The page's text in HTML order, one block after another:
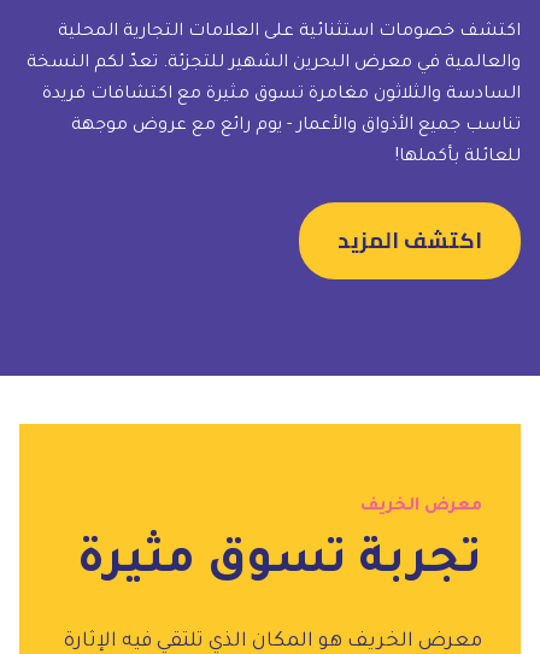
اكتشف خصومات استثنائية على العلامات التجارية المحلية
والعالمية في معرض البحرين الشهير للتجزئة. تعدّ لكم النسخة
السادسة والثلاثون مغامرة تسوق مثيرة مع اكتشافات فريدة
تناسب جميع الأذواق والأعمار - يوم رائع مع عروض موجهة
للعائلة بأكملها!
اكتشف المزيد
معرض الخريف
تجربة تسوق مثيرة
معرض الخريف هو المكان الذي تلتقي فيه الإثارة